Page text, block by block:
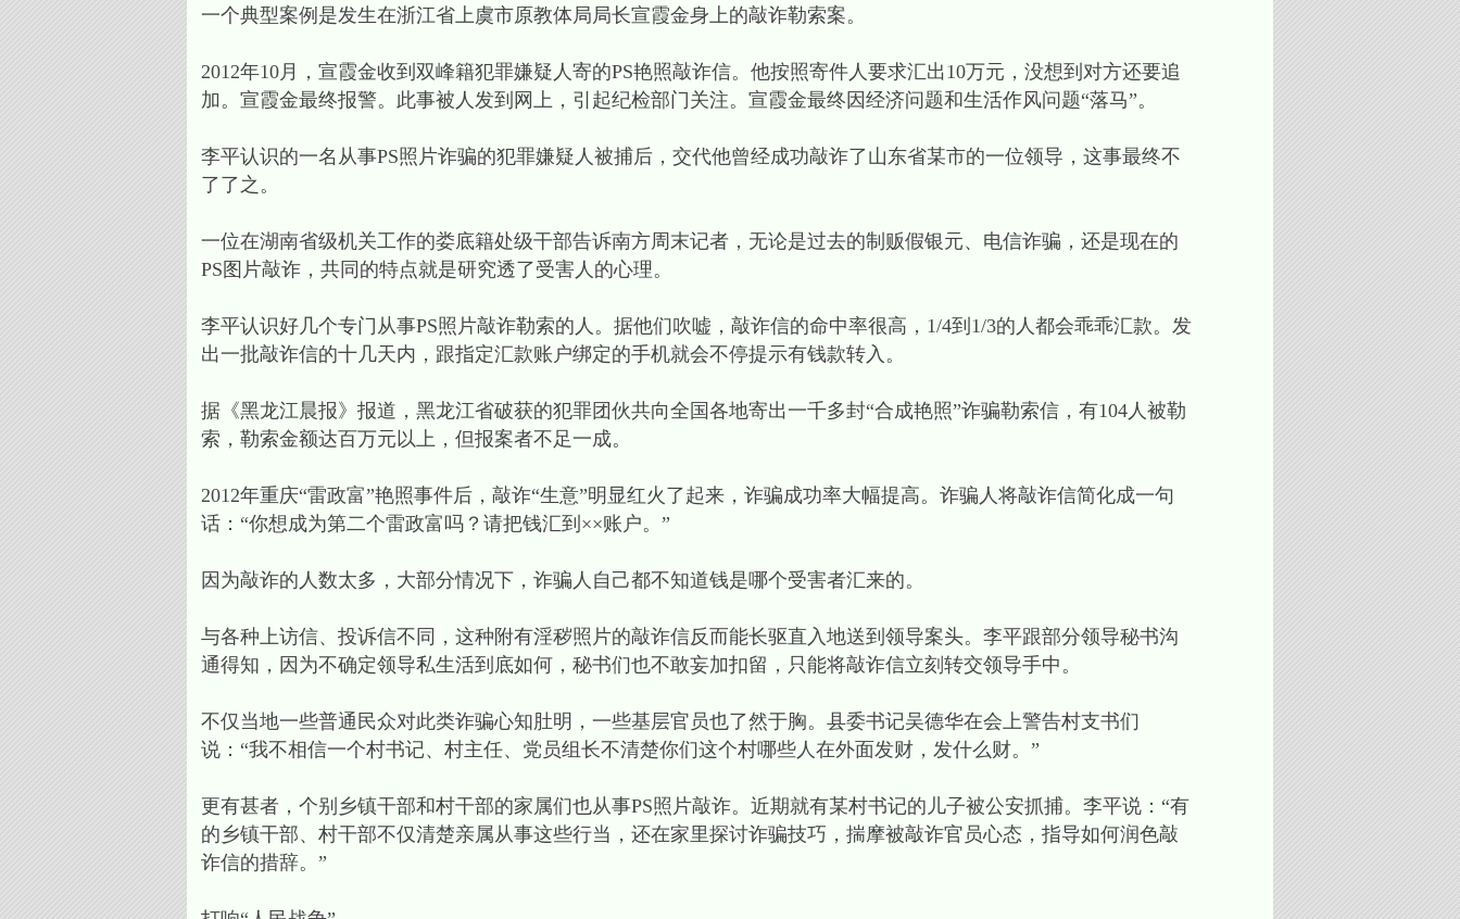
一个典型案例是发生在浙江省上虞市原教体局局长宣霞金身上的敲诈勒索案。
2012年10月，宣霞金收到双峰籍犯罪嫌疑人寄的PS艳照敲诈信。他按照寄件人要求汇出10万元，没想到对方还要追
加。宣霞金最终报警。此事被人发到网上，引起纪检部门关注。宣霞金最终因经济问题和生活作风问题“落马”。
李平认识的一名从事PS照片诈骗的犯罪嫌疑人被捕后，交代他曾经成功敲诈了山东省某市的一位领导，这事最终不
了了之。
一位在湖南省级机关工作的娄底籍处级干部告诉南方周末记者，无论是过去的制贩假银元、电信诈骗，还是现在的
PS图片敲诈，共同的特点就是研究透了受害人的心理。
李平认识好几个专门从事PS照片敲诈勒索的人。据他们吹嘘，敲诈信的命中率很高，1/4到1/3的人都会乖乖汇款。发
出一批敲诈信的十几天内，跟指定汇款账户绑定的手机就会不停提示有钱款转入。
据《黑龙江晨报》报道，黑龙江省破获的犯罪团伙共向全国各地寄出一千多封“合成艳照”诈骗勒索信，有104人被勒
索，勒索金额达百万元以上，但报案者不足一成。
2012年重庆“雷政富”艳照事件后，敲诈“生意”明显红火了起来，诈骗成功率大幅提高。诈骗人将敲诈信简化成一句
话：“你想成为第二个雷政富吗？请把钱汇到××账户。”
因为敲诈的人数太多，大部分情况下，诈骗人自己都不知道钱是哪个受害者汇来的。
与各种上访信、投诉信不同，这种附有淫秽照片的敲诈信反而能长驱直入地送到领导案头。李平跟部分领导秘书沟
通得知，因为不确定领导私生活到底如何，秘书们也不敢妄加扣留，只能将敲诈信立刻转交领导手中。
不仅当地一些普通民众对此类诈骗心知肚明，一些基层官员也了然于胸。县委书记吴德华在会上警告村支书们
说：“我不相信一个村书记、村主任、党员组长不清楚你们这个村哪些人在外面发财，发什么财。”
更有甚者，个别乡镇干部和村干部的家属们也从事PS照片敲诈。近期就有某村书记的儿子被公安抓捕。李平说：“有
的乡镇干部、村干部不仅清楚亲属从事这些行当，还在家里探讨诈骗技巧，揣摩被敲诈官员心态，指导如何润色敲
诈信的措辞。”